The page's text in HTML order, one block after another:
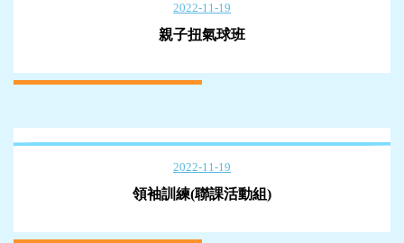
2022-11-19
親子扭氣球班
2022-11-19
領袖訓練(聯課活動組)